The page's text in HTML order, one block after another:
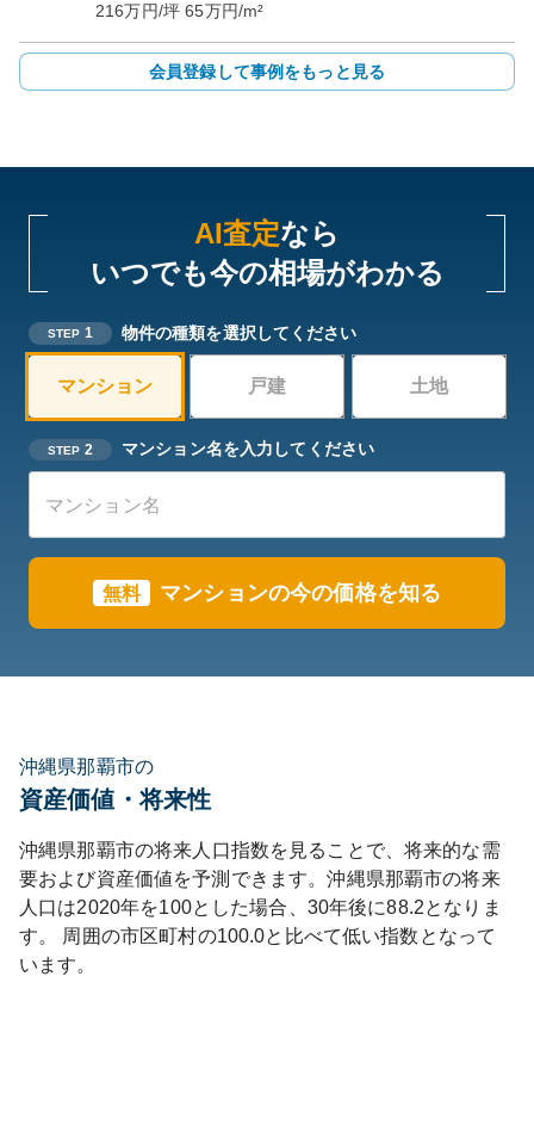
216万円/坪 65万円/m²
会員登録して事例をもっと見る
AI査定なら
いつでも今の相場がわかる
STEP 1 物件の種類を選択してください
マンション 戸建 土地
STEP 2 マンション名を入力してください
無料 マンションの今の価格を知る
沖縄県那覇市の
資産価値・将来性
沖縄県那覇市の将来人口指数を見ることで、将来的な需
要および資産価値を予測できます。沖縄県那覇市の将来
人口は2020年を100とした場合、30年後に88.2となりま
す。
周囲の市区町村の100.0と比べて低い指数となって
います。